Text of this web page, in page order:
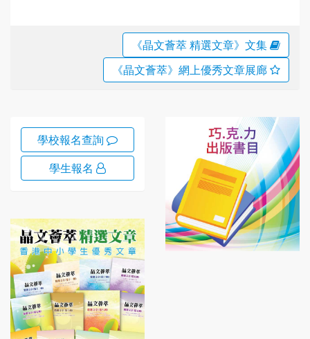
《晶文薈萃 精選文章》文集
《晶文薈萃》網上優秀文章展廊
學校報名查詢
學生報名